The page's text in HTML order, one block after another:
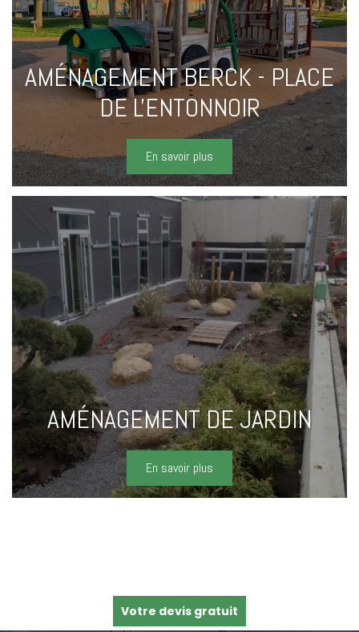
AMÉNAGEMENT BERCK - PLACE
DE L'ENTONNOIR
En savoir plus
AMÉNAGEMENT DE JARDIN
En savoir plus
Votre devis gratuit